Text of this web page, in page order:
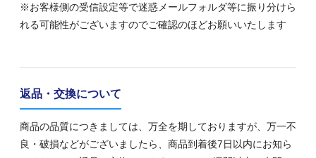
※お客様側の受信設定等で迷惑メールフォルダ等に振り分けら
れる可能性がございますのでご確認のほどお願いいたします
返品・交換について
商品の品質につきましては、万全を期しておりますが、万一不
良・破損などがございましたら、商品到着後7日以内にお知ら